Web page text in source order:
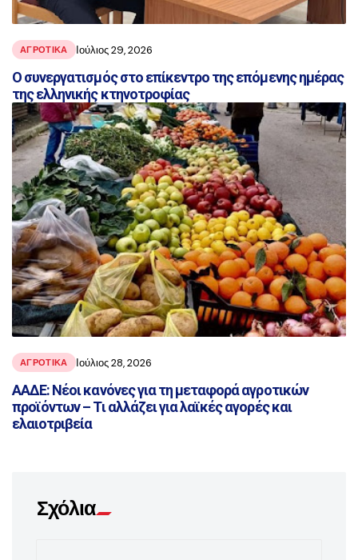
ΑΓΡΟΤΙΚΑ Ιούλιος 29, 2026
Ο συνεργατισμός στο επίκεντρο της επόμενης ημέρας
της ελληνικής κτηνοτροφίας
ΑΓΡΟΤΙΚΑ Ιούλιος 28, 2026
ΑΑΔΕ: Νέοι κανόνες για τη μεταφορά αγροτικών
προϊόντων – Τι αλλάζει για λαϊκές αγορές και
ελαιοτριβεία
Σχόλια